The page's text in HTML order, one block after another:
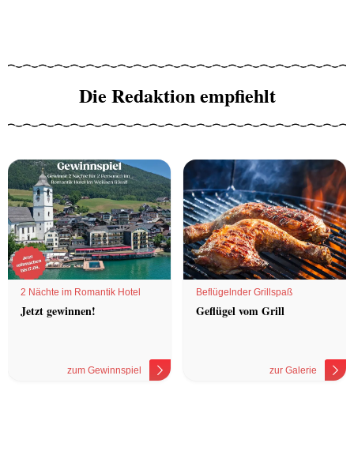
Die Redaktion empfiehlt
2 Nächte im Romantik Hotel
Jetzt gewinnen!
zum Gewinnspiel
Beflügelnder Grillspaß
Geflügel vom Grill
zur Galerie